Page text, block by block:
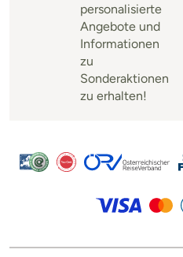
personalisierte
Angebote und
Informationen
zu
Sonderaktionen
zu erhalten!